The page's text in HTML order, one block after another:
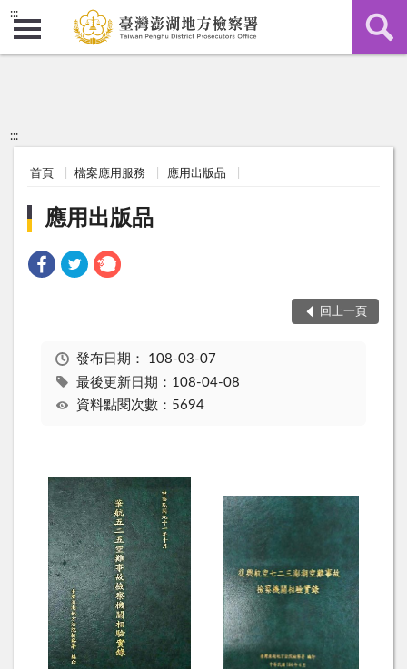
:::
:::
首頁 檔案應用服務 應用出版品
應用出版品
回上一頁
發布日期： 108-03-07
最後更新日期：108-04-08
資料點閱次數：5694